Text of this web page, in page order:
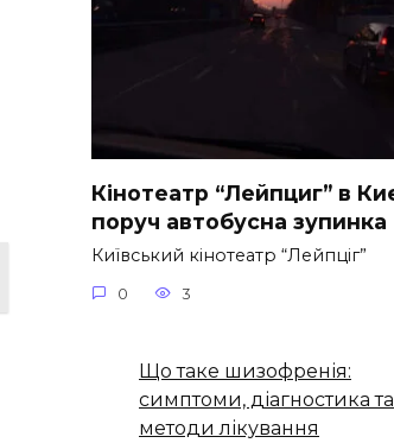
Кінотеатр “Лейпциг” в
поруч автобусна зупинка
Київський кінотеатр “Лейпціг”
0 3
Що таке шизофренія:
симптоми, діагностика та
методи лікування